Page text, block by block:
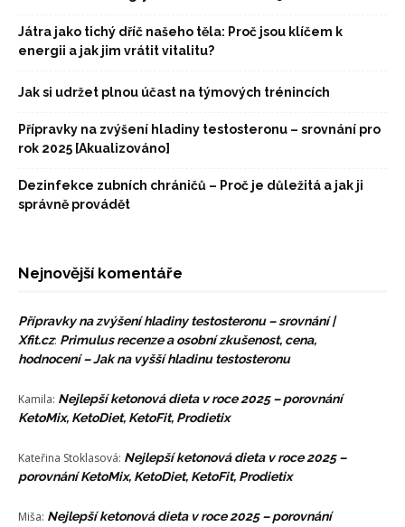
Játra jako tichý dříč našeho těla: Proč jsou klíčem k
energii a jak jim vrátit vitalitu?
Jak si udržet plnou účast na týmových trénincích
Přípravky na zvýšení hladiny testosteronu – srovnání pro
rok 2025 [Akualizováno]
Dezinfekce zubních chráničů – Proč je důležitá a jak ji
správně provádět
Nejnovější komentáře
Přípravky na zvýšení hladiny testosteronu – srovnání |
Xfit.cz: Primulus recenze a osobní zkušenost, cena,
hodnocení – Jak na vyšší hladinu testosteronu
Kamila: Nejlepší ketonová dieta v roce 2025 – porovnání
KetoMix, KetoDiet, KetoFit, Prodietix
Kateřina Stoklasová: Nejlepší ketonová dieta v roce 2025 –
porovnání KetoMix, KetoDiet, KetoFit, Prodietix
Miša: Nejlepší ketonová dieta v roce 2025 – porovnání